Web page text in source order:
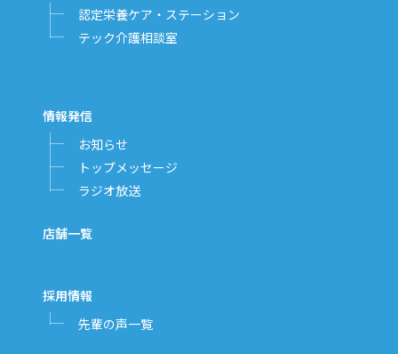
認定栄養ケア・ステーション
テック介護相談室
情報発信
お知らせ
トップメッセージ
ラジオ放送
店舗一覧
採用情報
先輩の声一覧